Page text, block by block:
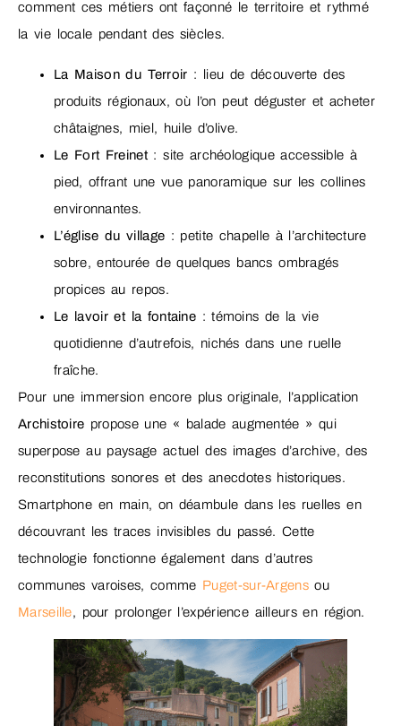
comment ces métiers ont façonné le territoire et rythmé
la vie locale pendant des siècles.
La Maison du Terroir : lieu de découverte des
produits régionaux, où l’on peut déguster et acheter
châtaignes, miel, huile d’olive.
Le Fort Freinet: site archéologique accessible à
pied, offrant une vue panoramique sur les collines
environnantes.
L’église du village : petite chapelle à l’architecture
sobre, entourée de quelques bancs ombragés
propices au repos.
Le lavoir et la fontaine : témoins de la vie
quotidienne d’autrefois, nichés dans une ruelle
fraîche.
Pour une immersion encore plus originale, l’application
Archistoire propose une « balade augmentée » qui
superpose au paysage actuel des images d’archive, des
reconstitutions sonores et des anecdotes historiques.
Smartphone en main, on déambule dans les ruelles en
découvrant les traces invisibles du passé. Cette
technologie fonctionne également dans d’autres
communes varoises, comme Puget-sur-Argensou
Marseille, pour prolonger l’expérience ailleurs en région.